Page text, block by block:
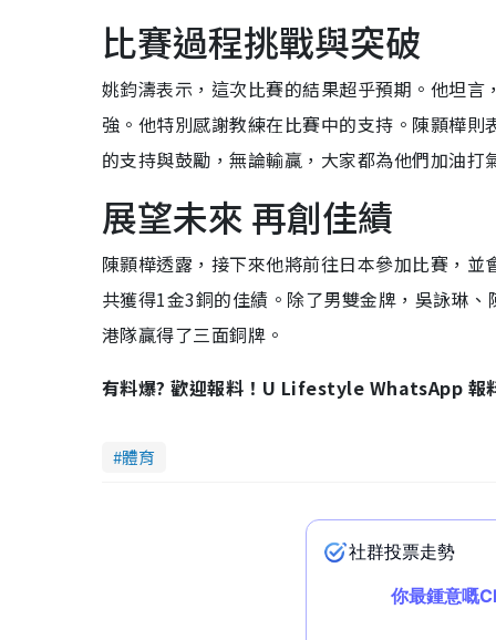
比賽過程挑戰與突破
姚鈞濤表示，這次比賽的結果超乎預期。他坦
強。他特別感謝教練在比賽中的支持。陳顥樺
的支持與鼓勵，無論輸贏，大家都為他們加油打
展望未來 再創佳績
陳顥樺透露，接下來他將前往日本參加比賽，
共獲得1金3銅的佳績。除了男雙金牌，吳詠琳
港隊贏得了三面銅牌。
有料爆? 歡迎報料！U Lifestyle WhatsApp 報
體育